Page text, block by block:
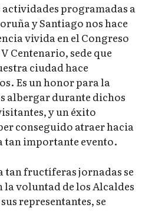
actividades programadas a
y Santiago nos hace
vivida en el Congreso
Centenario, sede que
ciudad hace
Es un honor para la
albergar durante dichos
y un éxito
conseguido atraer hacia
tan importante evento.
tan fructíferas jornadas se
la voluntad de los Alcaldes
representantes, se